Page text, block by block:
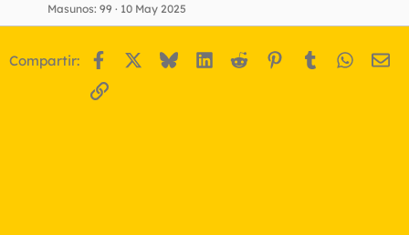
Masunos 99 10 May 2025
Compartir: Facebook BlueskyLinkedIn
Reddit Pinterest
Tumblr
Enlace